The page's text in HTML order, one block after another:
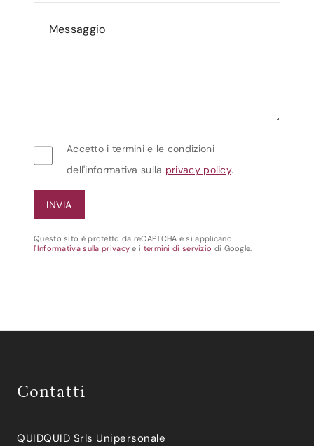
Accetto i termini e le condizioni
dell'informativa sulla privacy policy.
Questo sito è protetto da reCAPTCHA e si applicano
l'Informativa sulla privacy e i termini di servizio di Google.
Contatti
QUIDQUID Srls Unipersonale